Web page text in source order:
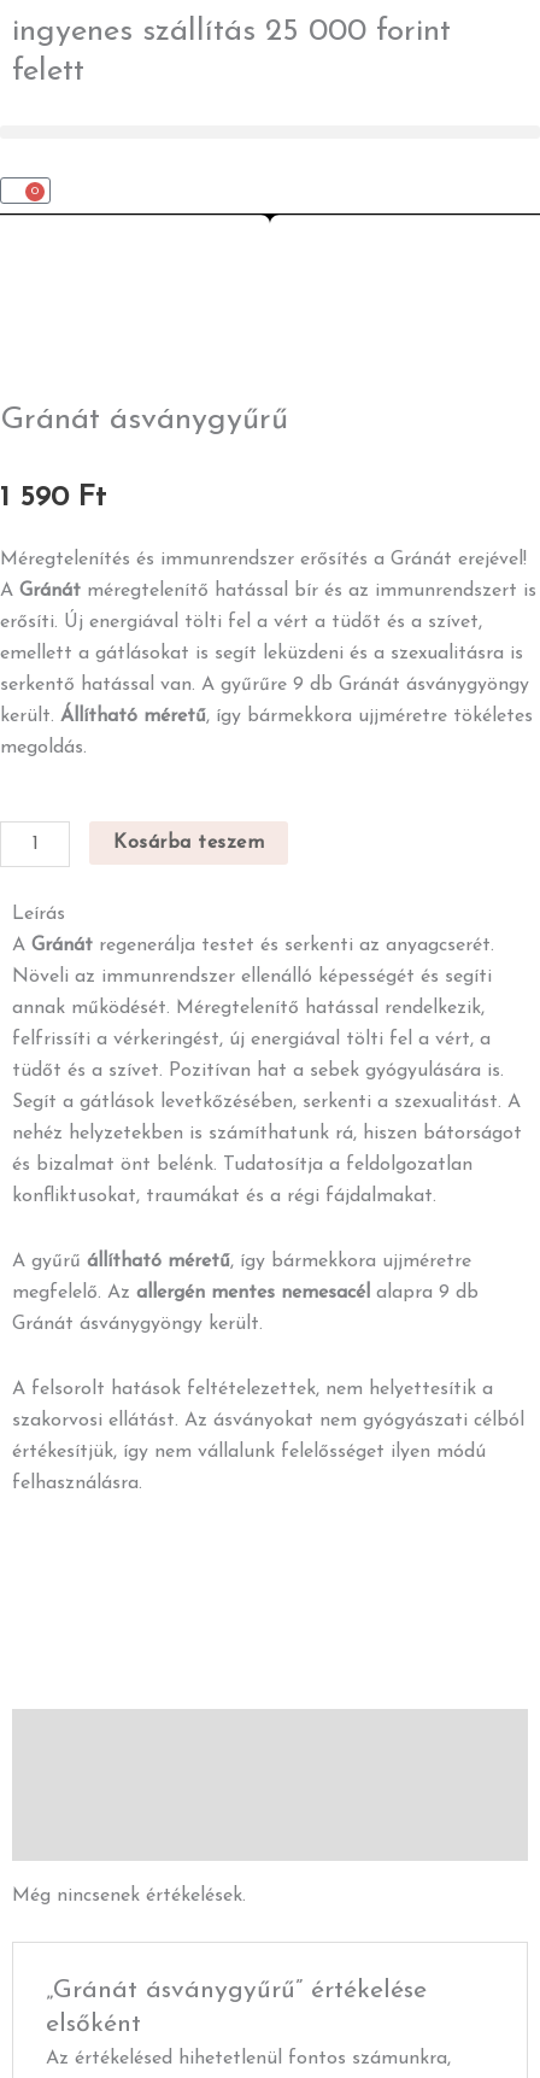
to
content
ingyenes szállítás 25 000 forint
felett
0
Kosár
Gránát ásványgyűrű
1 590 Ft
Méregtelenítés és immunrendszer erősítés a Gránát erejével!
A Gránát méregtelenítő hatással bír és az immunrendszert is
erősíti. Új energiával tölti fel a vért a tüdőt és a szívet,
emellett a gátlásokat is segít leküzdeni és a szexualitásra is
serkentő hatással van. A gyűrűre 9 db Gránát ásványgyöngy
került. Állítható méretű, így bármekkora ujjméretre tökéletes
megoldás.
Gránát
ásványgyűrű
Kosárba teszem
Leírás
A Gránát regenerálja testet és serkenti az anyagcserét.
Növeli az immunrendszer ellenálló képességét és segíti
annak működését. Méregtelenítő hatással rendelkezik,
felfrissíti a vérkeringést, új energiával tölti fel a vért, a
tüdőt és a szívet. Pozitívan hat a sebek gyógyulására is.
Segít a gátlások levetkőzésében, serkenti a szexualitást. A
nehéz helyzetekben is számíthatunk rá, hiszen bátorságot
és bizalmat önt belénk. Tudatosítja a feldolgozatlan
konfliktusokat, traumákat és a régi fájdalmakat.
A gyűrű állítható méretű, így bármekkora ujjméretre
megfelelő. Az allergén mentes nemesacél alapra 9 db
Gránát ásványgyöngy került.
A felsorolt hatások feltételezettek, nem helyettesítik a
szakorvosi ellátást. Az ásványokat nem gyógyászati célból
értékesítjük, így nem vállalunk felelősséget ilyen módú
felhasználásra.
Még nincsenek értékelések.
„Gránát ásványgyűrű” értékelése
elsőként
Az értékelésed hihetetlenül fontos számunkra,